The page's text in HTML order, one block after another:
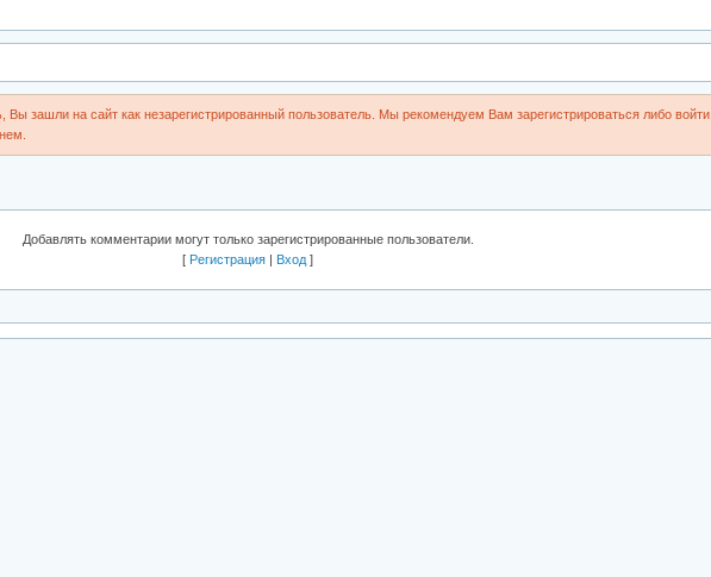
Вы зашли на сайт как незарегистрированный пользователь. Мы рекомендуем Вам зарегистрироваться либо войти
Добавлять комментарии могут только зарегистрированные пользователи.
[ Регистрация | Вход ]